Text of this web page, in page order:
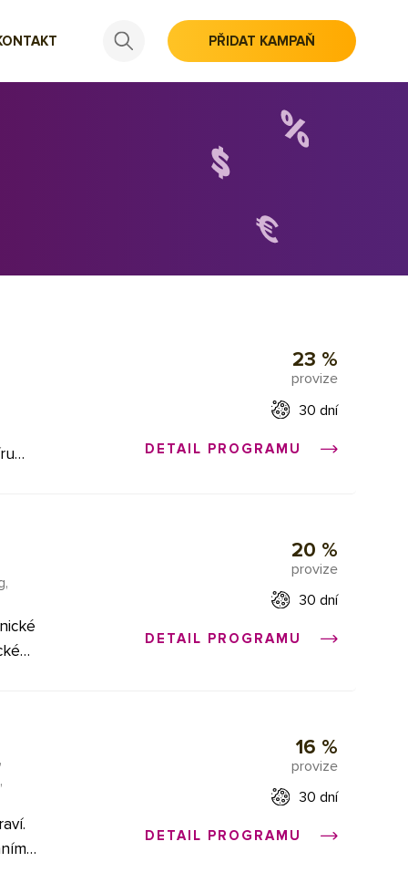
PŘIDAT KAMPAŇ
23 %
provize
30 dní
DETAIL PROGRAMU
20 %
provize
30 dní
DETAIL PROGRAMU
16 %
provize
30 dní
DETAIL PROGRAMU